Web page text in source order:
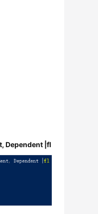
Dependent |fl